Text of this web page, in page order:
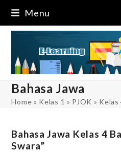
content
Menu
Bahasa Jawa
Home » Kelas 1 » PJOK » Kelas
Bahasa Jawa Kelas 4
Swara”